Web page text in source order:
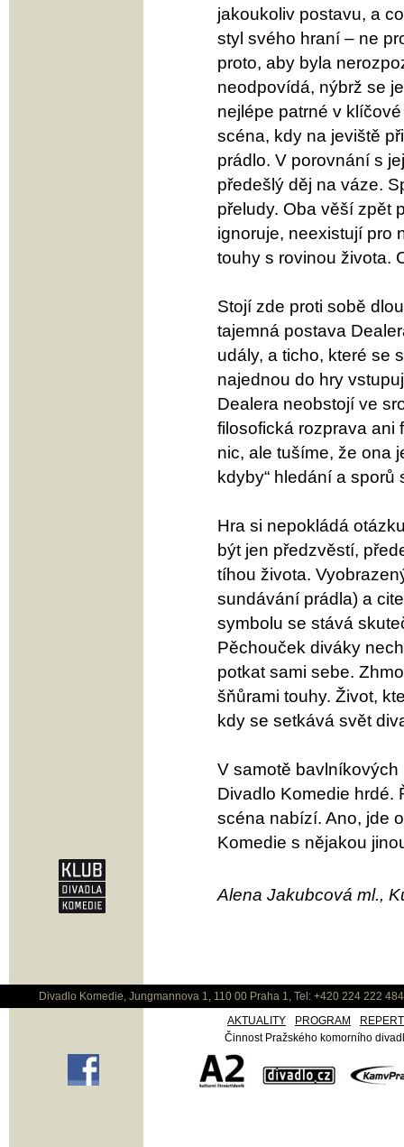
jakoukoliv postavu, a
styl svého hraní – ne
proto, aby byla
neodpovídá, nýbrž se
nejlépe patrné v
scéna, kdy na jeviště
prádlo. V porovnání s
předešlý děj na váze.
přeludy. Oba věší zpět
ignoruje, neexistují pro
touhy s rovinou života.
Stojí zde proti sobě
tajemná postava
udály, a ticho, které se
najednou do hry
Dealera neobstojí ve
filosofická rozprava ani
nic, ale tušíme, že ona
kdyby“ hledání a
Hra si nepokládá
být jen předzvěstí,
tíhou života.
sundávání prádla) a
symbolu se stává
Pěchouček diváky
potkat sami sebe.
šňůrami touhy. Život,
kdy se setkává svět
V samotě
Divadlo Komedie hrdé.
scéna nabízí. Ano, jde
Komedie s nějakou
Alena Jakubcová ml.,
Divadlo Komedie, Jungmannova 1, 110 00 Praha 1, Tel: +420 224 222
AKTUALITY
PROGRAM
Činnost Pražského komorního